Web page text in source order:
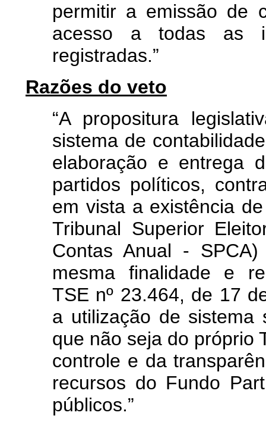
permitir a emissão de
acesso a todas as
registradas.”
Razões do veto
“A propositura
sistema de
elaboração e entrega
partidos políticos,
em vista a existência
Tribunal Superior
Contas Anual -
mesma finalidade e
TSE nº 23.464, de 17
a utilização de sistema
que não seja do próprio
controle e da
recursos do Fundo
públicos.”